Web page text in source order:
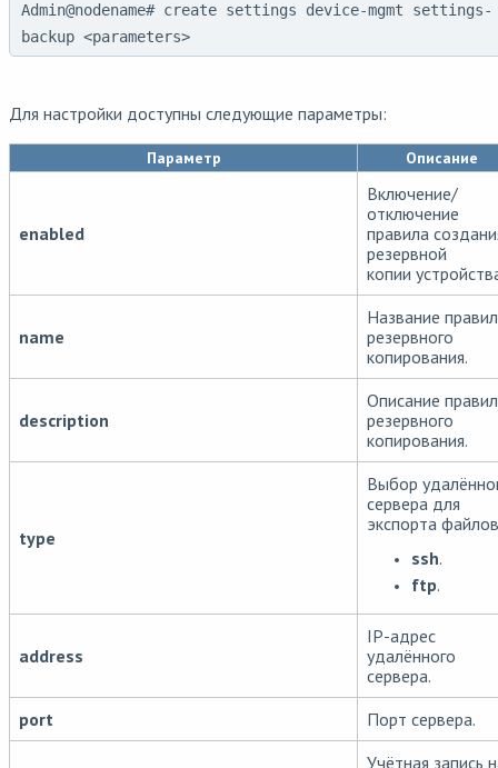
Admin@nodename# create settings device-mgmt settings-
backup <parameters>
Для настройки доступны следующие параметры:
Параметр Описание
enabled
Включение/
отключение
правила
резервной
копии
name
Название
резервного
копирования.
description
Описание
резервного
копирования.
type
Выбор
сервера для
экспорта
ssh.
ftp.
address
IP-адрес
удалённого
сервера.
port
Порт сервера.
Учётная запись